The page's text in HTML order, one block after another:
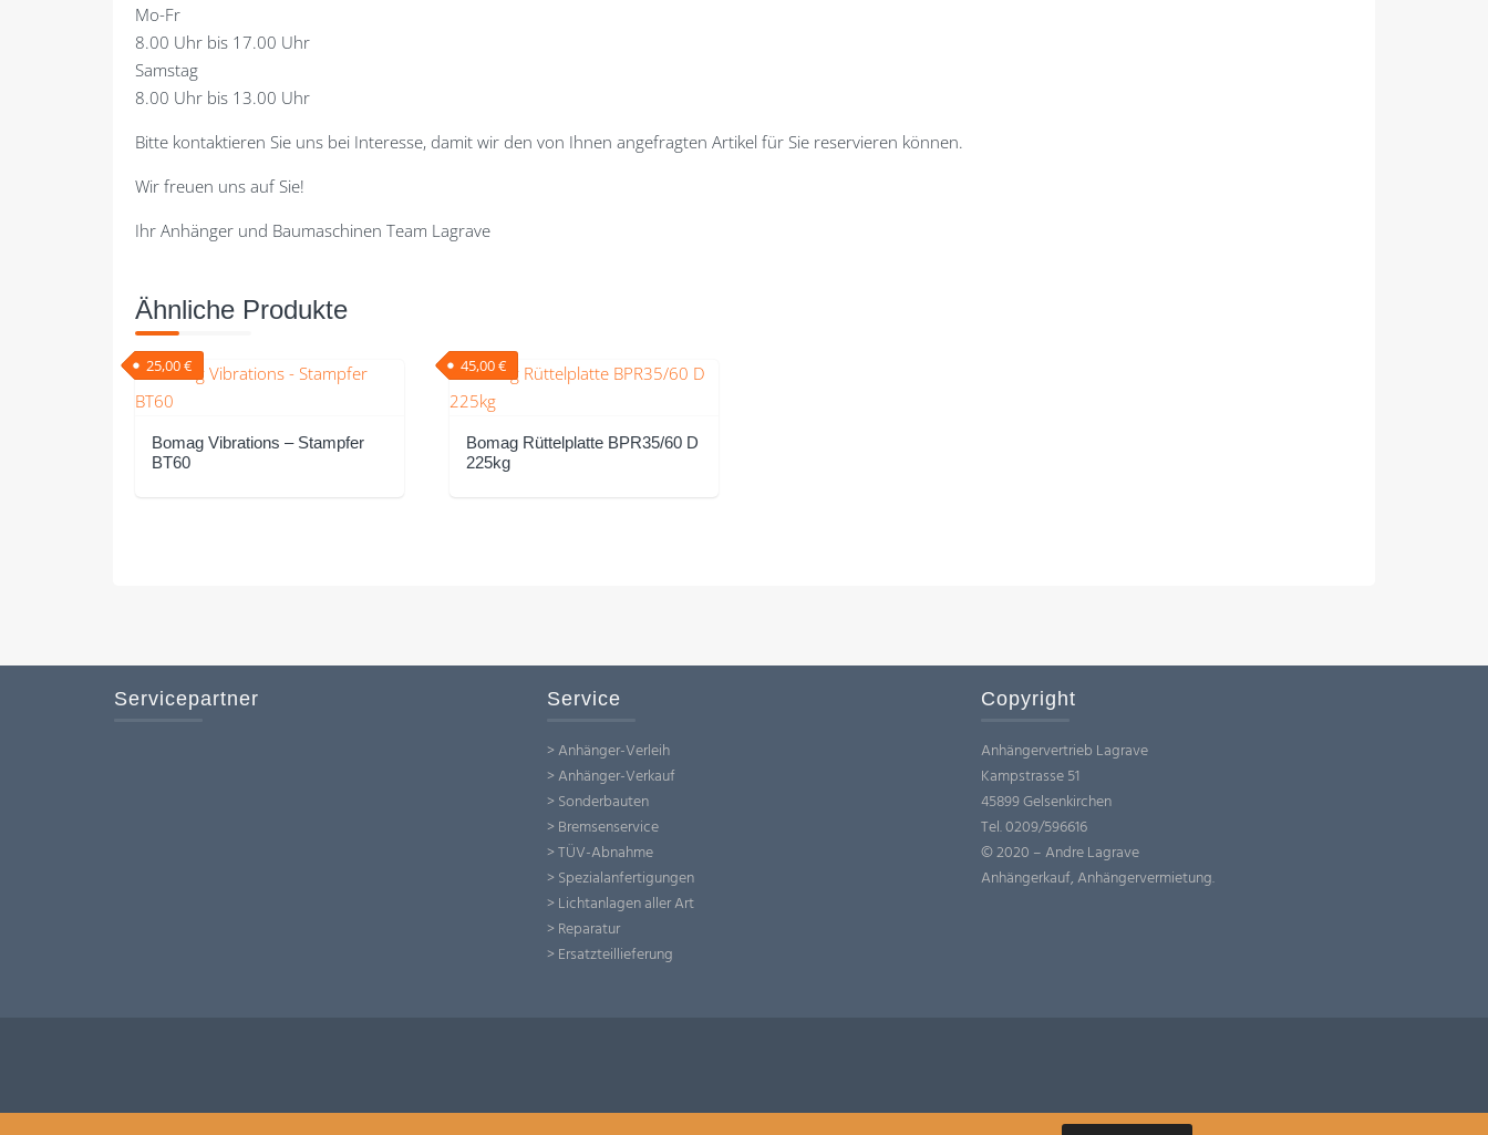
Mo-Fr
8.00 Uhr bis 17.00 Uhr
Samstag
8.00 Uhr bis 13.00 Uhr
Bitte kontaktieren Sie uns bei Interesse, damit wir den von Ihnen angefragten Artikel für Sie reservieren können.
Wir freuen uns auf Sie!
Ihr Anhänger und Baumaschinen Team Lagrave
Ähnliche Produkte
Bomag Vibrations – Stampfer
BT60
25,00€
Bomag Rüttelplatte BPR35/60 D
225kg
45,00€
Servicepartner Service
> Anhänger-Verleih
> Anhänger-Verkauf
> Sonderbauten
> Bremsenservice
> TÜV-Abnahme
> Spezialanfertigungen
> Lichtanlagen aller Art
> Reparatur
> Ersatzteillieferung
Copyright
Anhängervertrieb Lagrave
Kampstrasse 51
45899 Gelsenkirchen
Tel. 0209/596616
© 2020 – Andre Lagrave
Anhängerkauf, Anhängervermietung.